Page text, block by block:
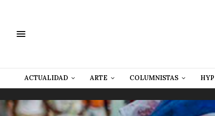
ACTUALIDAD ARTE COLUMNISTAS